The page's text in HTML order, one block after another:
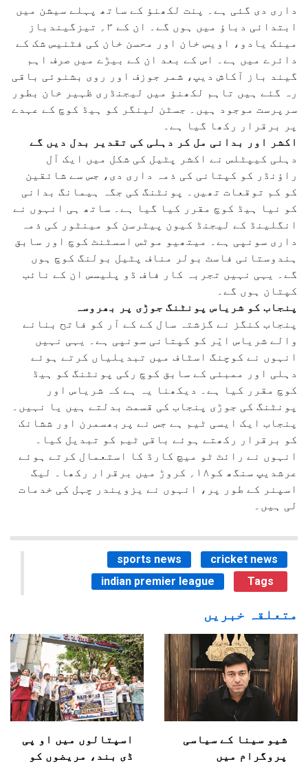
داری دی گئی ہے۔ پنت لکھنؤ کے ساتھ پہلے سیشن میں
ابتدائی دباؤ میں ہوں گے۔ ان کے ۳؍ تیزگیندباز
مینک یادو، اویس خان اور محسن خان کی فٹنیس شک کے
دائرے میں ہے۔ اس کے بعد ان کے بیڑے میں صرف اہم
گیند باز آکاش دیپ، شمر جوزف اور روی بشنوئی باقی
رہ گئے ہیں تاہم لکھنؤ میں لیجنڈری ظہیر خان بطور
سرپرست موجود ہیں۔ جسٹن لینگر کو ہیڈ کوچ کے عہدے
پر برقرار رکھا گیا ہے۔
اکشر اور بدانی مل کر دہلی کی تقدیر بدل دیں گے
دہلی کیپٹلس نے اکشر پٹیل کی شکل میں ایک آل
راؤنڈر کو کپتانی کی ذمہ داری دی، جس سے شائقین
کو کم توقعات تھیں۔ پونٹنگ کی جگہ ہیمانگ بدانی
کو نیا ہیڈ کوچ مقرر کیا گیا ہے۔ ساتھ ہی انہوں نے
انگلینڈ کے لیجنڈ کیون پیٹرسن کو مینٹور کی ذمہ
داری سونپی ہے۔ میتھیو موٹس اسسٹنٹ کوچ اور سابق
ہندوستانی فاسٹ بولر مناف پٹیل بولنگ کوچ ہوں
گے۔ یہی نہیں تجربہ کار فاف ڈو پلیسس ان کے نائب
کپتان ہوں گے۔
پنجاب کو شریاس پونٹنگ جوڑی پر بھروسہ
پنجاب کنگز نے گزشتہ سال کے کے آر کو فاتح بنانے
والے شریاس ایّر کو کپتانی سونپی ہے۔ یہی نہیں
انہوں نے کوچنگ اسٹاف میں تبدیلیاں کرتے ہوئے
دہلی اور ممبئی کے سابق کوچ رکی پونٹنگ کو ہیڈ
کوچ مقرر کیا ہے۔ دیکھنا یہ ہے کہ شریاس اور
پونٹنگ کی جوڑی پنجاب کی قسمت بدلتے ہیں یا نہیں۔
پنجاب ایک ایسی ٹیم ہے جس نے پربھسمرن اور ششانک
کو برقرار رکھتے ہوئے باقی ٹیم کو تبدیل کیا۔
انہوں نے رائٹ ٹو میچ کارڈ کا استعمال کرتے ہوئے
عرشدیپ سنگھ کو۱۸؍ کروڑ میں برقرار رکھا۔ لیگ
اسپنر کے طور پر، انہوں نے یزویندر چہل کی خدمات
لی ہیں۔
sports news
cricket news
indian premier league
Tags
متعلقہ خبریں
شیو سینا کے سیاسی
پروگرام میں
اسپتالوں میں او پی
ڈی بند، مریضوں کو